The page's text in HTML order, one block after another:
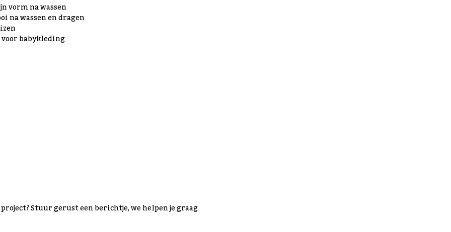
vorm na wassen
na wassen en dragen
voor babykleding
Stuur gerust een berichtje, we helpen je graag